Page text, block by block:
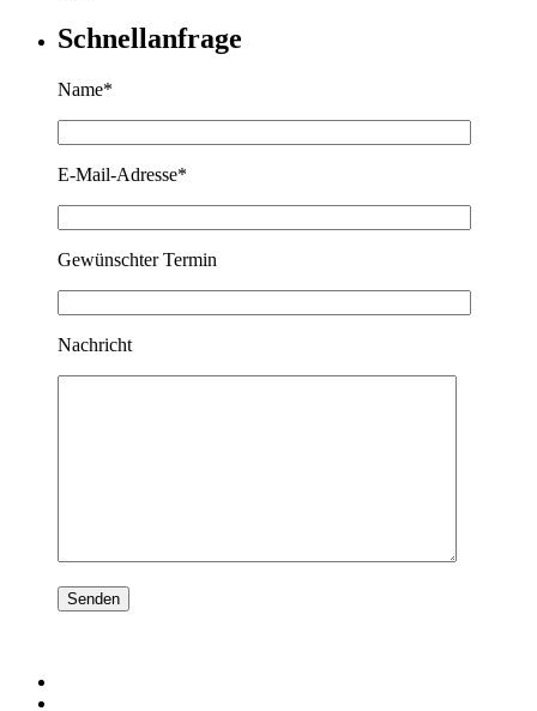
Schnellanfrage
Name*
E-Mail-Adresse*
Gewünschter Termin
Nachricht